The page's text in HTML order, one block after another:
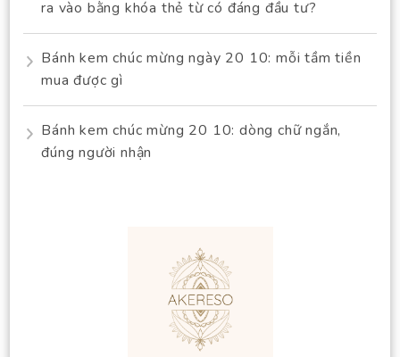
ra vào bằng khóa thẻ từ có đáng đầu tư?
Bánh kem chúc mừng ngày 20 10: mỗi tầm tiền
mua được gì
Bánh kem chúc mừng 20 10: dòng chữ ngắn,
đúng người nhận